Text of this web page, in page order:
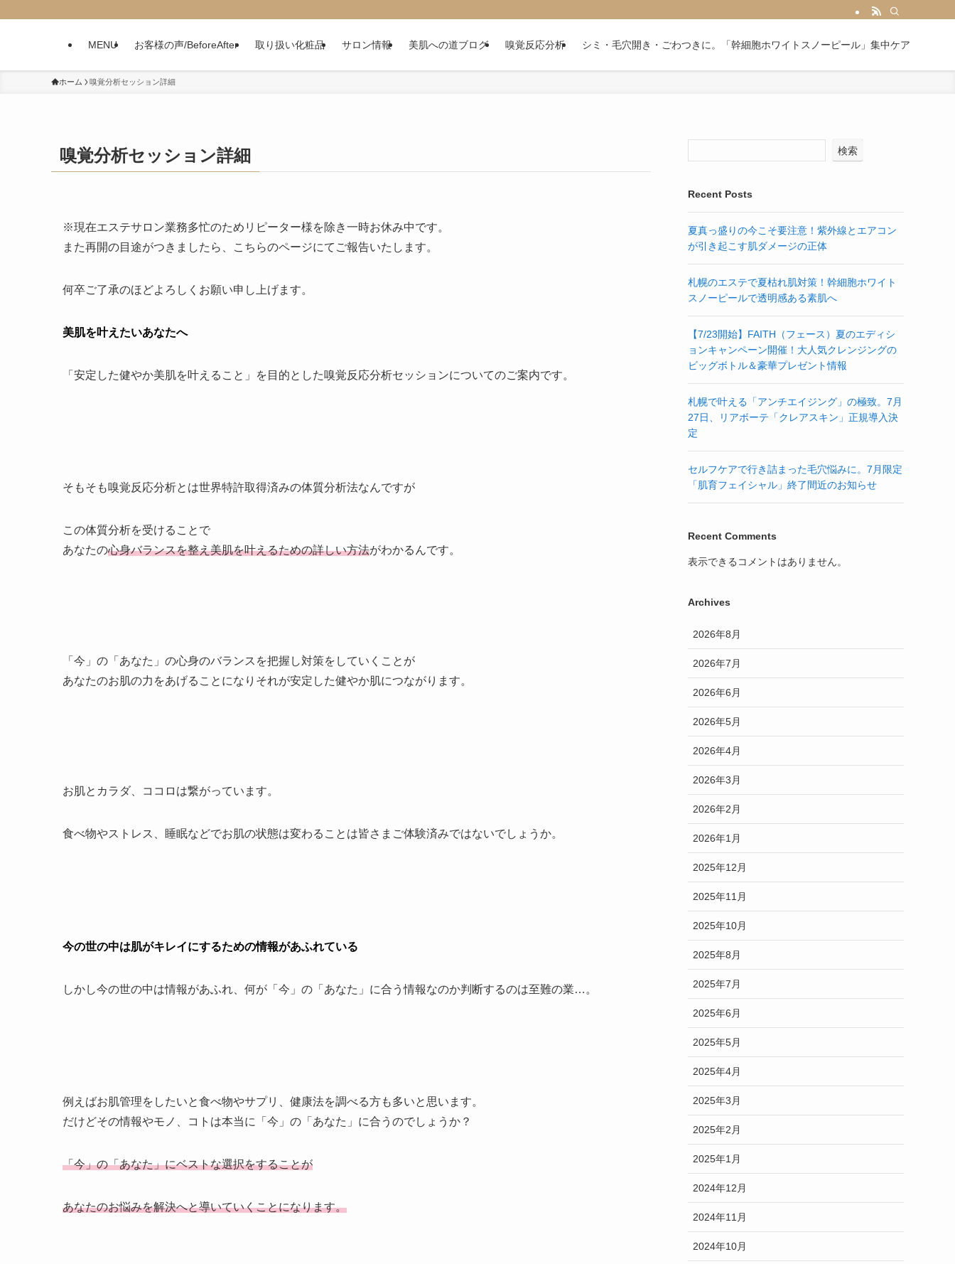
MENU お客様の声/BeforeAfter 取り扱い化粧品 サロン情報 美肌への道ブログ 嗅覚反応分析 シミ・毛穴開き・ごわつきに。「幹細胞ホワイトスノーピール」集中ケア
ホーム 嗅覚分析セッション詳細
嗅覚分析セッション詳細
※現在エステサロン業務多忙のためリピーター様を除き一時お休み中です。
また再開の目途がつきましたら、こちらのページにてご報告いたします。
何卒ご了承のほどよろしくお願い申し上げます。
美肌を叶えたいあなたへ
「安定した健やか美肌を叶えること」を目的とした嗅覚反応分析セッションについてのご案内です。
そもそも嗅覚反応分析とは世界特許取得済みの体質分析法なんですが
この体質分析を受けることで
あなたの心身バランスを整え美肌を叶えるための詳しい方法がわかるんです。
「今」の「あなた」の心身のバランスを把握し対策をしていくことが
あなたのお肌の力をあげることになりそれが安定した健やか肌につながります。
お肌とカラダ、ココロは繋がっています。
食べ物やストレス、睡眠などでお肌の状態は変わることは皆さまご体験済みではないでしょうか。
今の世の中は肌がキレイにするための情報があふれている
しかし今の世の中は情報があふれ、何が「今」の「あなた」に合う情報なのか判断するのは至難の業…。
例えばお肌管理をしたいと食べ物やサプリ、健康法を調べる方も多いと思います。
だけどその情報やモノ、コトは本当に「今」の「あなた」に合うのでしょうか？
「今」の「あなた」にベストな選択をすることが
あなたのお悩みを解決へと導いていくことになります。
検索
Recent Posts
夏真っ盛りの今こそ要注意！紫外線とエアコン
が引き起こす肌ダメージの正体
札幌のエステで夏枯れ肌対策！幹細胞ホワイト
スノーピールで透明感ある素肌へ
【7/23開始】FAITH（フェース）夏のエディシ
ョンキャンペーン開催！大人気クレンジングの
ビッグボトル＆豪華プレゼント情報
札幌で叶える「アンチエイジング」の極致。7月
27日、リアボーテ「クレアスキン」正規導入決
定
セルフケアで行き詰まった毛穴悩みに。7月限定
「肌育フェイシャル」終了間近のお知らせ
Recent Comments
表示できるコメントはありません。
Archives
2026年8月
2026年7月
2026年6月
2026年5月
2026年4月
2026年3月
2026年2月
2026年1月
2025年12月
2025年11月
2025年10月
2025年8月
2025年7月
2025年6月
2025年5月
2025年4月
2025年3月
2025年2月
2025年1月
2024年12月
2024年11月
2024年10月